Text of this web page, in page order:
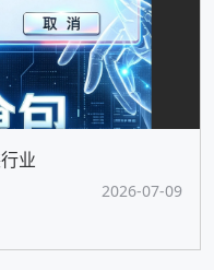
业
2026-07-09